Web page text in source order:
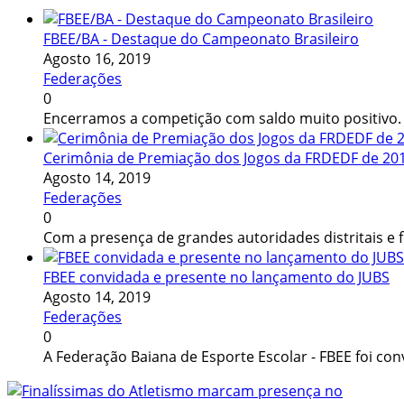
FBEE/BA - Destaque do Campeonato Brasileiro
Agosto 16, 2019
Federações
0
Encerramos a competição com saldo muito positivo.
Cerimônia de Premiação dos Jogos da FRDEDF de
Agosto 14, 2019
Federações
0
Com a presença de grandes autoridades distritais e
FBEE convidada e presente no lançamento do JUBS
Agosto 14, 2019
Federações
0
A Federação Baiana de Esporte Escolar - FBEE foi